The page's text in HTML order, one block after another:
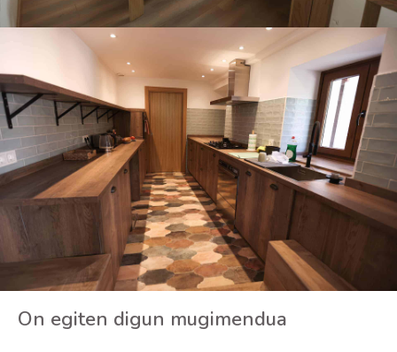
On egiten digun mugimendua